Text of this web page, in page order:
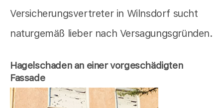
Versicherungsvertreter in Wilnsdorf sucht
naturgemäß lieber nach Versagungsgründen.
Hagelschaden an einer vorgeschädigten
Fassade